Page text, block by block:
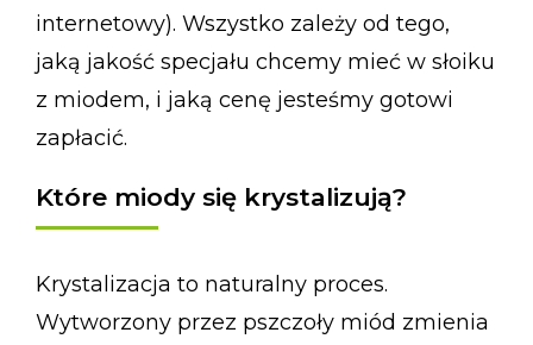
internetowy). Wszystko zależy od tego,
jaką jakość specjału chcemy mieć w słoiku
z miodem, i jaką cenę jesteśmy gotowi
zapłacić.
Które miody się krystalizują?
Krystalizacja to naturalny proces.
Wytworzony przez pszczoły miód zmienia